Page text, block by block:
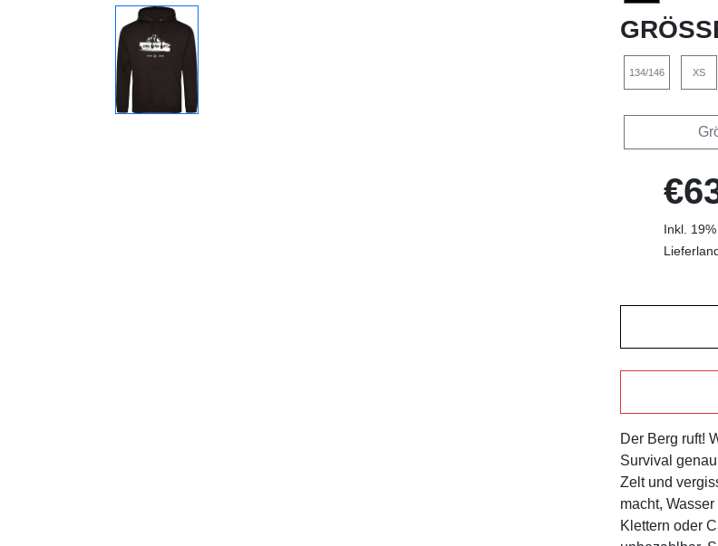
134/146 XS
Inkl.
Der Berg ruft!
Survival
Zelt und
macht,
Klettern oder